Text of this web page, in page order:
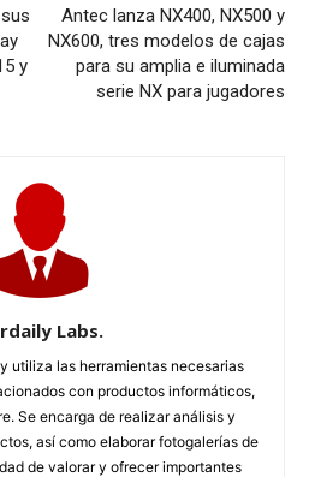
y
Antec lanza NX400, NX500 y
NX600, tres modelos de cajas
para su amplia e iluminada
serie NX para jugadores
Labs.
utiliza las herramientas necesarias
con productos informáticos,
Se encarga de realizar análisis y
así como elaborar fotogalerías de
de valorar y ofrecer importantes